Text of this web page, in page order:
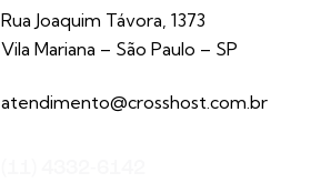
Rua Joaquim Távora, 1373
Vila Mariana – São Paulo – SP
atendimento@crosshost.com.br